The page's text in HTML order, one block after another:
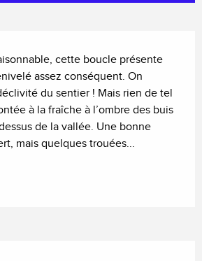
cette boucle présente
assez conséquent. On
du sentier ! Mais rien de tel
à la fraîche à l’ombre des buis
de la vallée. Une bonne
mais quelques trouées...